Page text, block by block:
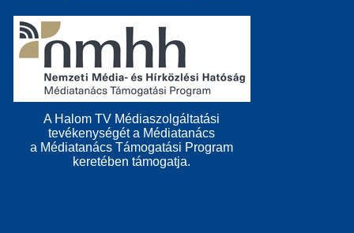
A Halom TV Médiaszolgáltatási
tevékenységét a Médiatanács
a Médiatanács Támogatási Program
keretében támogatja.